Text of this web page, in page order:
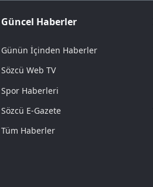
Güncel Haberler
Günün İçinden Haberler
Sözcü Web TV
Spor Haberleri
Sözcü E-Gazete
Tüm Haberler